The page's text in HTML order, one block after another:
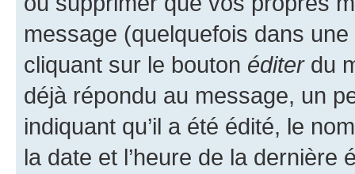
message (quelquefois dans
cliquant sur le bouton éditerdu
déjà répondu au message, un
indiquant qu’il a été édité, le
la date et l’heure de la dernière